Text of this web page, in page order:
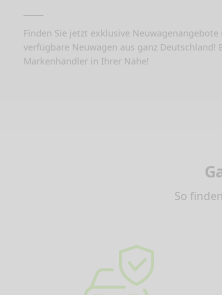
Finden Sie jetzt exklusive
verfügbare Neuwagen aus ganz
Markenhändler in Ihrer Nähe!
So